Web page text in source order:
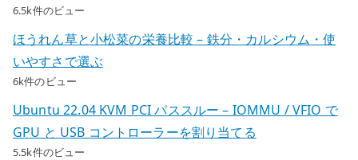
6.5k件のビュー
ほうれん草と小松菜の栄養比較 – 鉄分・カルシウム・使
いやすさで選ぶ
6k件のビュー
Ubuntu 22.04 KVM PCI パススルー – IOMMU / VFIO で
GPU と USB コントローラーを割り当てる
5.5k件のビュー